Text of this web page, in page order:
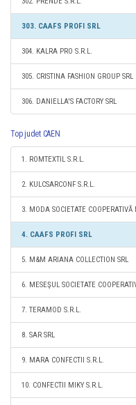
303. CAAFS PROFI SRL
304. KALRA PRO S.R.L.
305. CRISTINA FASHION GROUP SRL
306. DANIELLA'S FACTORY SRL
Top judet CAEN
1. ROMTEXTIL S.R.L.
2. KULCSARCONF S.R.L.
3. MODA SOCIETATE COOPERATIVĂ
4. CAAFS PROFI SRL
5. M&M ARIANA COLLECTION SRL
6. MESEŞUL SOCIETATE
7. TERAMOD S.R.L.
8. SAR SRL
9. MARA CONFECTII S.R.L.
10. CONFECTII MIKY S.R.L.